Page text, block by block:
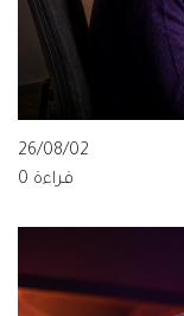
26/08/02
قراءة 0